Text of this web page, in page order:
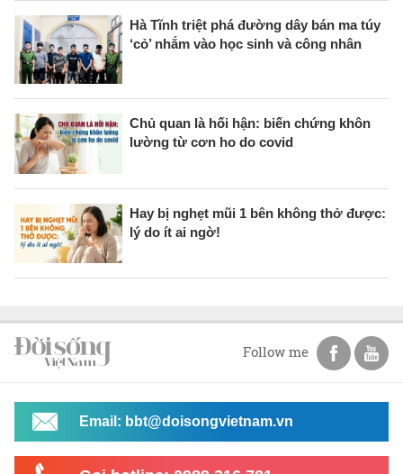
Hà Tĩnh triệt phá đường dây bán ma túy
‘cỏ’ nhắm vào học sinh và công nhân
Chủ quan là hối hận: biến chứng khôn
lường từ cơn ho do covid
Hay bị nghẹt mũi 1 bên không thở được:
lý do ít ai ngờ!
Follow me
Email: bbt@doisongvietnam.vn